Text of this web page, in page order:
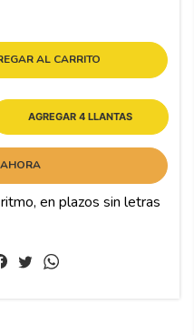
AL CARRITO
AGREGAR 4 LLANTAS